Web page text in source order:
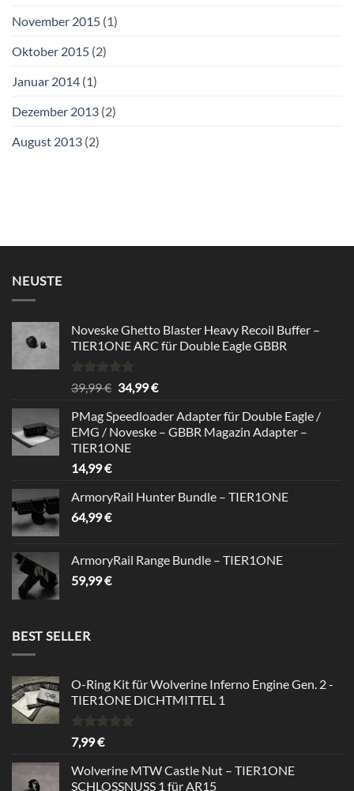
November 2015 (1)
Oktober 2015 (2)
Januar 2014 (1)
Dezember 2013 (2)
August 2013 (2)
NEUSTE
Noveske Ghetto Blaster Heavy Recoil Buffer –
TIER1ONE ARC für Double Eagle GBBR
Bewertet
mit
von 5
39,99€ Ursprünglicher
war:
39,99 €
34,99€Aktueller
ist:
34,99 €.
PMag Speedloader Adapter für Double Eagle /
EMG / Noveske – GBBR Magazin Adapter –
TIER1ONE
14,99€
ArmoryRail Hunter Bundle – TIER1ONE
64,99€
ArmoryRail Range Bundle – TIER1ONE
59,99€
BEST SELLER
O-Ring Kit für Wolverine Inferno Engine Gen. 2 -
TIER1ONE DICHTMITTEL 1
Bewertet
mit
von 5
7,99€
Wolverine MTW Castle Nut – TIER1ONE
SCHLOSSNUSS 1 für AR15